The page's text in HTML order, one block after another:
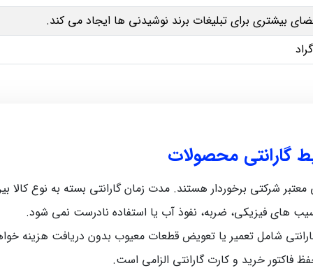
بیشتری برای تبلیغات برند نوشیدنی‌ ها ایجاد می‌ کند.
گارانتی محصولات
برخوردار هستند. مدت زمان گارانتی بسته به نوع کالا بین 5 ماه تا 12 ماه متغیر
های فیزیکی، ضربه، نفوذ آب یا استفاده نادرست نمی‌ شود.
شامل تعمیر یا تعویض قطعات معیوب بدون دریافت هزینه
فاکتور خرید و کارت گارانتی الزامی است.